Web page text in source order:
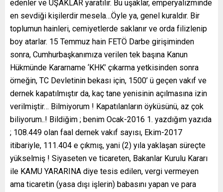
edenler ve UŞAKLAR yaratılır. Bu uşaklar, emperyalizminde
en sevdiği kişilerdir mesela…Öyle ya, genel kuraldır. Bir
toplumun hainleri, cemiyetlerde saklanır ve orda filizlenip
boy atarlar. 15 Temmuz hain FETÖ Darbe girişiminden
sonra, Cumhurbaşkanımıza verilen tek başına Kanun
Hükmünde Kararname ‘KHK’ çıkarma yetkisinden sonra
örneğin, TC Devletinin bekası için, 1500’ ü geçen vakıf ve
dernek kapatılmıştır da, kaç tane yenisinin açılmasına izin
verilmiştir… Bilmiyorum ! Kapatılanların öyküsünü, az çok
biliyorum..! Bildiğim ; benim Ocak-2016 1. yazdığım yazıda
; 108.449 olan faal dernek vakıf sayısı, Ekim-2017
itibariyle, 111.404 e çıkmış, yani (2) yıla yaklaşan süreçte
yükselmiş ! Siyaseten ve ticareten, Bakanlar Kurulu Kararı
ile KAMU YARARINA diye tesis edilen, vergi vermeyen
ama ticaretin (yasa dışı işlerin) babasını yapan ve para